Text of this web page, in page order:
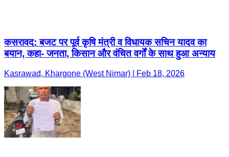
कसरावद: बजट पर पूर्व कृषि मंत्री व विधायक सचिन यादव का
बयान, कहा- जनता, किसान और वंचित वर्गों के साथ हुआ अन्याय
Kasrawad, Khargone (West Nimar) | Feb 18, 2026